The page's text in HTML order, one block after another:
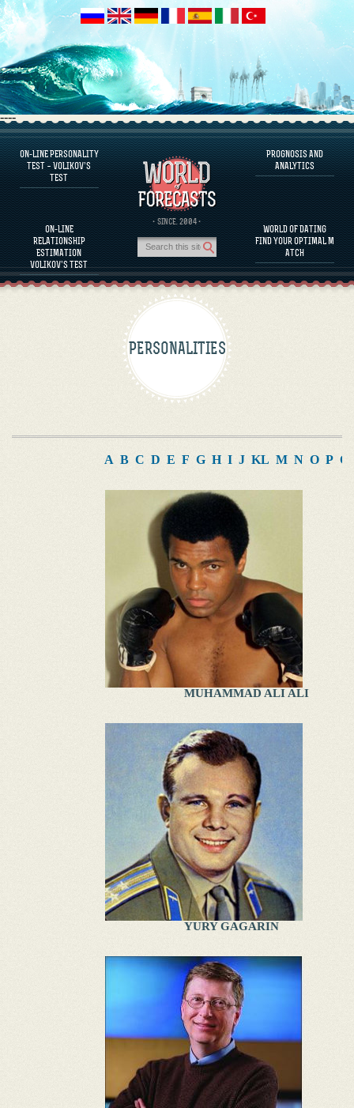
----
ON-LINE PERSONALITY
TEST – VOLIKOV’S
TEST
ON-LINE
RELATIONSHIP
ESTIMATION
VOLIKOV’S TEST
· SINCE. 2004 ·
PROGNOSIS AND
ANALYTICS
WORLD OF DATING
FIND YOUR OPTIMAL M
ATCH
FAQS
DEFINE ONE’S PERSONALITY
FAMOUS PERSONALITIES
FAQS
CALCULATE RELATIONSHIP COMPATIBILITY
PROGNOSIS AND ANALYTICS
PERSONALITIES
A B C D E F G H I J KL M N O P Q
MUHAMMAD ALI ALI
YURY GAGARIN